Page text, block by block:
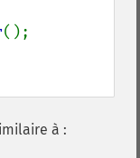
à :